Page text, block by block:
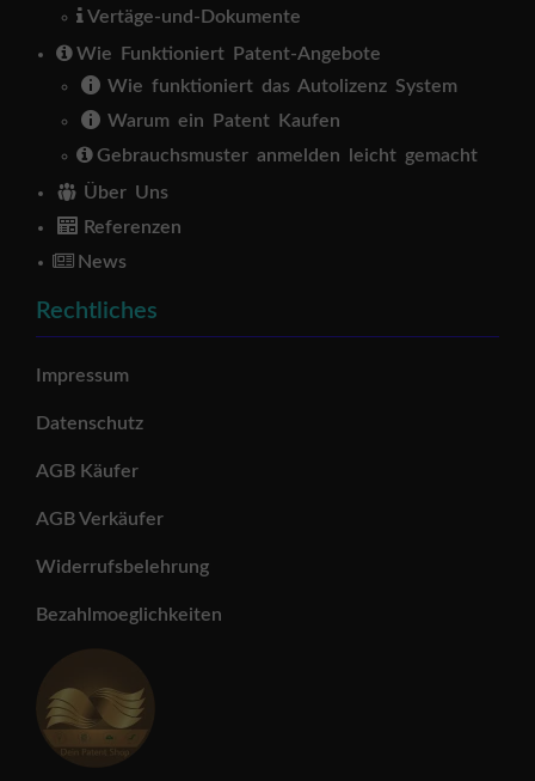
Vertäge-und-Dokumente
Wie Funktioniert Patent-Angebote
Wie funktioniert das Autolizenz System
Warum ein Patent Kaufen
Gebrauchsmuster anmelden leicht gemacht
Über Uns
Referenzen
News
Rechtliches
Impressum
Datenschutz
AGB Käufer
AGB Verkäufer
Widerrufsbelehrung
Bezahlmoeglichkeiten